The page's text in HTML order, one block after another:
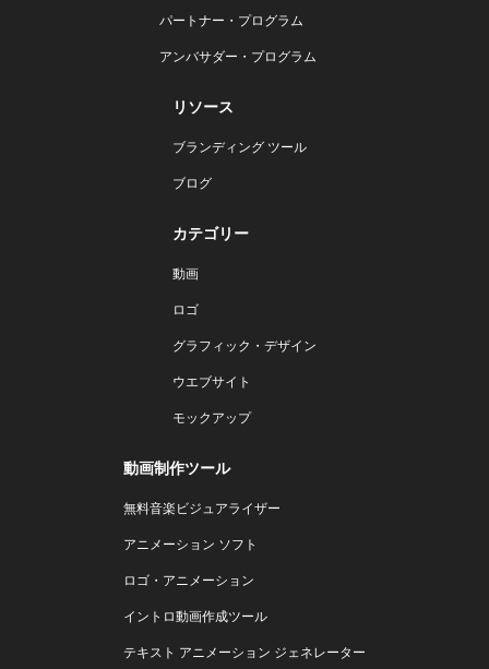
パートナー・プログラム
アンバサダー・プログラム
リソース
ブランディング ツール
ブログ
カテゴリー
動画
ロゴ
グラフィック・デザイン
ウエブサイト
モックアップ
動画制作ツール
無料音楽ビジュアライザー
アニメーション ソフト
ロゴ・アニメーション
イントロ動画作成ツール
テキスト アニメーション ジェネレーター